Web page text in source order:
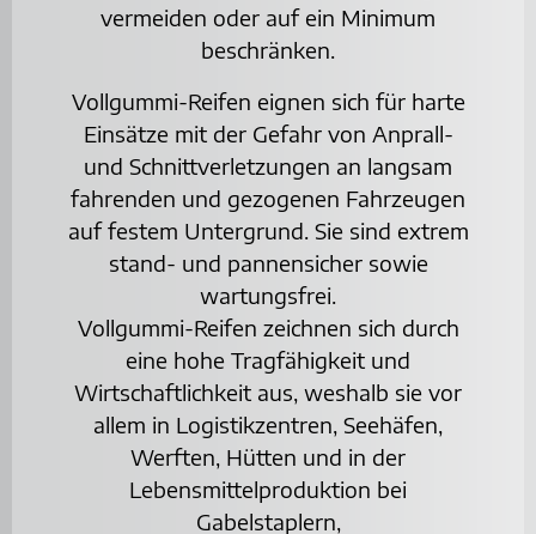
vermeiden oder auf ein Minimum
beschränken.
Vollgummi-Reifen eignen sich für harte
Einsätze mit der Gefahr von Anprall-
und Schnittverletzungen an langsam
fahrenden und gezogenen Fahrzeugen
auf festem Untergrund. Sie sind extrem
stand- und pannensicher sowie
wartungsfrei.
Vollgummi-Reifen zeichnen sich durch
eine hohe Tragfähigkeit und
Wirtschaftlichkeit aus, weshalb sie vor
allem in Logistikzentren, Seehäfen,
Werften, Hütten und in der
Lebensmittelproduktion bei
Gabelstaplern,